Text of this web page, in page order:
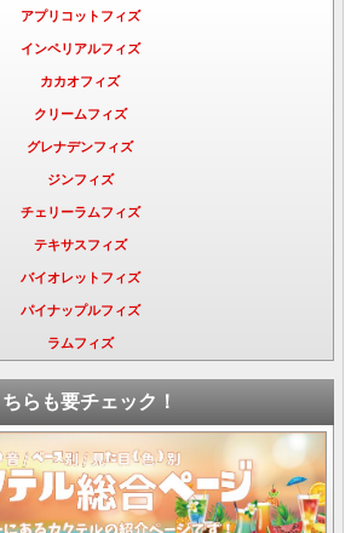
アプリコットフィズ
インペリアルフィズ
カカオフィズ
クリームフィズ
グレナデンフィズ
ジンフィズ
チェリーラムフィズ
テキサスフィズ
バイオレットフィズ
パイナップルフィズ
ラムフィズ
ちらも要チェック！